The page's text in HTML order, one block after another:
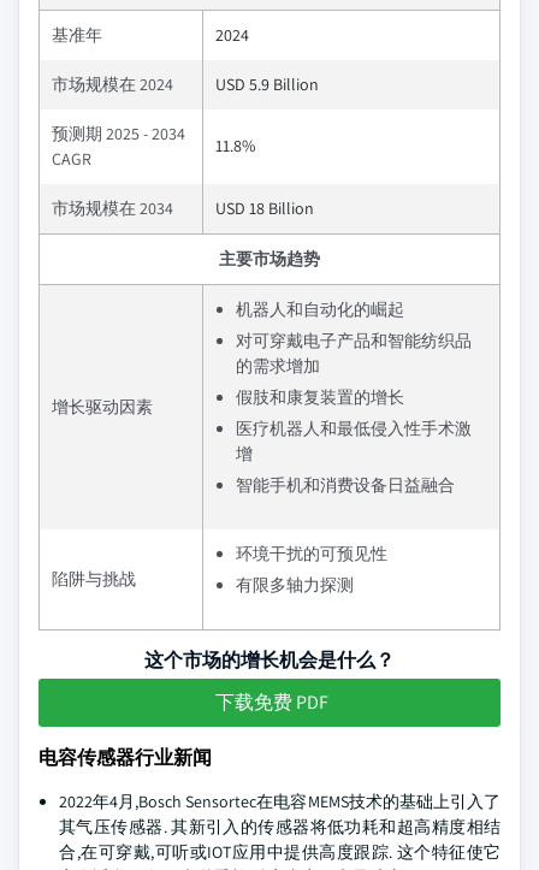
基准年 2024
市场规模在 2024 USD 5.9 Billion
预测期 2025 - 2034
CAGR
11.8%
市场规模在 2034 USD 18 Billion
主要市场趋势
增长驱动因素
机器人和自动化的崛起
对可穿戴电子产品和智能纺织品
的需求增加
假肢和康复装置的增长
医疗机器人和最低侵入性手术激
增
智能手机和消费设备日益融合
陷阱与挑战
环境干扰的可预见性
有限多轴力探测
这个市场的增长机会是什么？
下载免费 PDF
电容传感器行业新闻
2022年4月,Bosch Sensortec在电容MEMS技术的基础上引入了
其气压传感器. 其新引入的传感器将低功耗和超高精度相结
合,在可穿戴,可听或IOT应用中提供高度跟踪. 这个特征使它